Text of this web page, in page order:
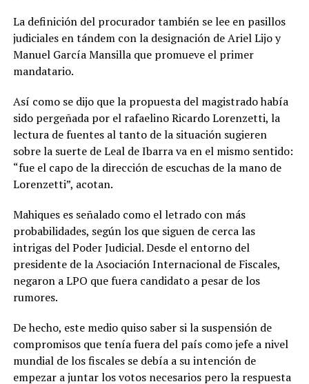
La definición del procurador también se lee en pasillos
judiciales en tándem con la designación de Ariel Lijo y
Manuel García Mansilla que promueve el primer
mandatario.
Así como se dijo que la propuesta del magistrado había
sido pergeñada por el rafaelino Ricardo Lorenzetti, la
lectura de fuentes al tanto de la situación sugieren
sobre la suerte de Leal de Ibarra va en el mismo sentido:
“fue el capo de la dirección de escuchas de la mano de
Lorenzetti”, acotan.
Mahiques es señalado como el letrado con más
probabilidades, según los que siguen de cerca las
intrigas del Poder Judicial. Desde el entorno del
presidente de la Asociación Internacional de Fiscales,
negaron a LPO que fuera candidato a pesar de los
rumores.
De hecho, este medio quiso saber si la suspensión de
compromisos que tenía fuera del país como jefe a nivel
mundial de los fiscales se debía a su intención de
empezar a juntar los votos necesarios pero la respuesta